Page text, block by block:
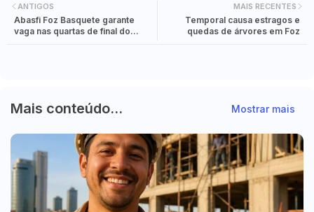
MAIS RECENTES
Temporal causa estragos e
quedas de árvores em Foz
ANTIGOS
Abasfi Foz Basquete garante
vaga nas quartas de final do
Mais conteúdo... Mostrar mais